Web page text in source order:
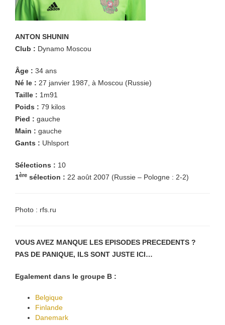
ANTON SHUNIN
Club : Dynamo Moscou
Âge : 34 ans
Né le : 27 janvier 1987, à Moscou (Russie)
Taille : 1m91
Poids : 79 kilos
Pied : gauche
Main : gauche
Gants : Uhlsport
Sélections : 10
1ère sélection : 22 août 2007 (Russie – Pologne : 2-2)
Photo : rfs.ru
VOUS AVEZ MANQUE LES EPISODES PRECEDENTS ?
PAS DE PANIQUE, ILS SONT JUSTE ICI…
Egalement dans le groupe B :
Belgique
Finlande
Danemark